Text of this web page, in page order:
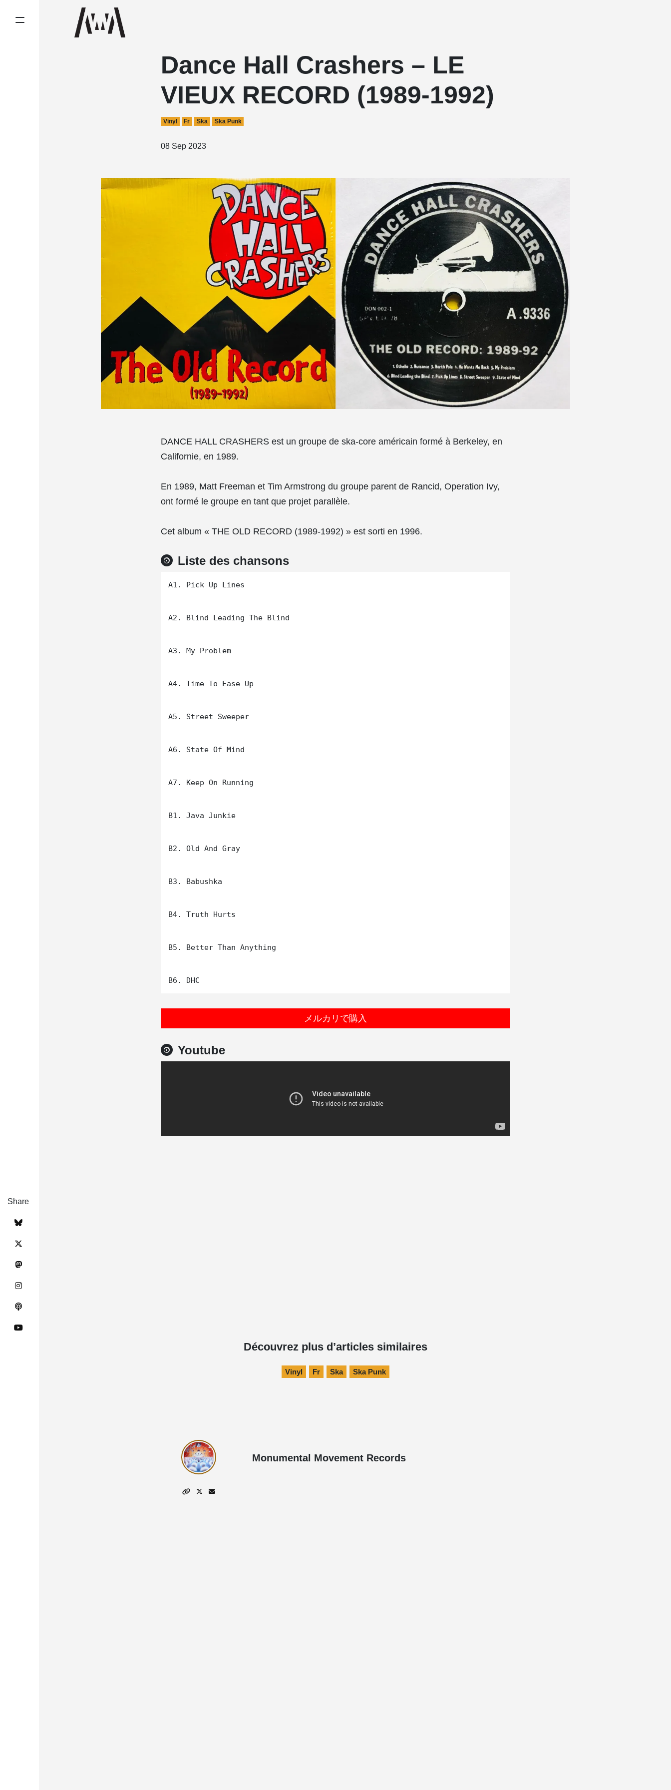
Dance Hall Crashers – LE
VIEUX RECORD (1989-1992)
Vinyl Fr Ska Ska Punk
08 Sep 2023
DANCE HALL CRASHERS est un groupe de ska-core américain formé à Berkeley, en
Californie, en 1989.
En 1989, Matt Freeman et Tim Armstrong du groupe parent de Rancid, Operation Ivy,
ont formé le groupe en tant que projet parallèle.
Cet album « THE OLD RECORD (1989-1992) » est sorti en 1996.
Liste des chansons
A1. Pick Up Lines
A2. Blind Leading The Blind
A3. My Problem
A4. Time To Ease Up
A5. Street Sweeper
A6. State Of Mind
A7. Keep On Running
B1. Java Junkie
B2. Old And Gray
B3. Babushka
B4. Truth Hurts
B5. Better Than Anything
メルカリで購入
Youtube
Share
Découvrez plus d’articles similaires
Vinyl Fr Ska Ska Punk
Monumental Movement Records